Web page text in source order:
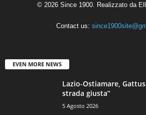
© 2026 Since 1900. Realizzato da
Contact us:
EVEN MORE NEWS
Lazio-Ostiamare,
strada giusta”
5 Agosto 2026